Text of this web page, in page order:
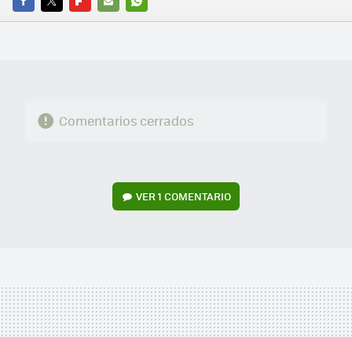
FACEBOOK
TWITTERFLIPBOARD
E-
WHATSAPP
Comentarios cerrados
VER1 COMENTARIO